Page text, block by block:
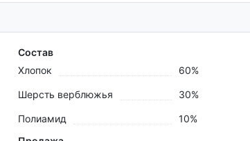
Состав
Хлопок
60%
Шерсть верблюжья 30%
Полиамид
10%